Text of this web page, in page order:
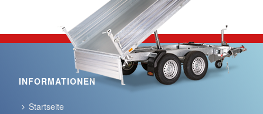
INFORMATIONEN
Startseite